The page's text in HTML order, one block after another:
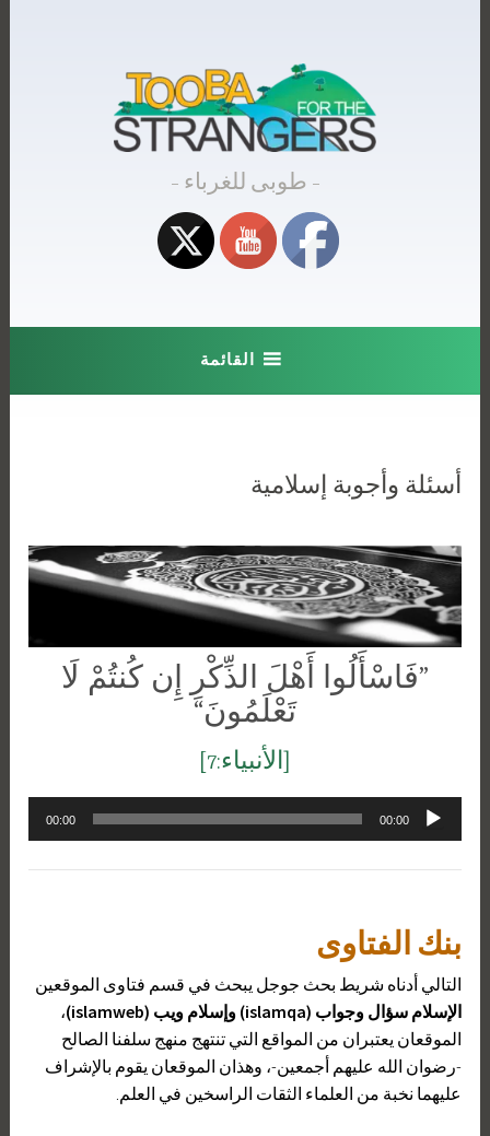
طوبى للغرباء
القائمة
أسئلة وأجوبة إسلامية
”فَاسْأَلُوا أَهْلَ الذِّكْرِ إِن كُنتُمْ لَا
تَعْلَمُونَ“
[الأنبياء:7]
مشغل
الصوت
00:00
00:00
بنك الفتاوى
التالي أدناه شريط بحث جوجل يبحث في قسم فتاوى الموقعين
الإسلام سؤال وجواب (islamqa) وإسلام ويب (islamweb)
،
الموقعان يعتبران من المواقع التي تنتهج منهج سلفنا الصالح
-رضوان الله عليهم أجمعين-، وهذان الموقعان يقوم بالإشراف
عليهما نخبة من العلماء الثقات الراسخين في العلم.